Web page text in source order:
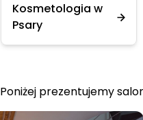
Kosmetologia w
Psary
Poniżej prezentujemy